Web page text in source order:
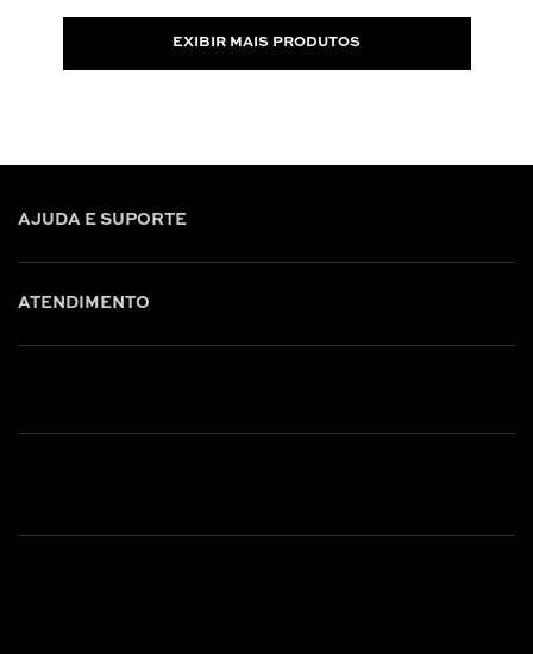
EXIBIR MAIS PRODUTOS
AJUDA E SUPORTE
ATENDIMENTO
Nossas Lojas